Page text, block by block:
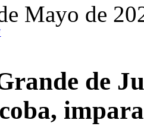
Mayo de
de